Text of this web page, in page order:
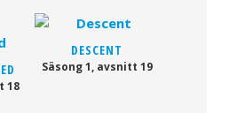
18
DESCENT
Säsong 1, avsnitt 19